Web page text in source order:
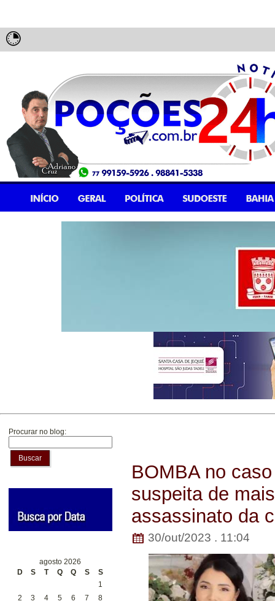
Procurar no blog:
Buscar
agosto 2026
D
S T Q Q S
S
1
2
3 4 5 6 7
8
BOMBA no
suspeita de
assassinato da
30/out/2023 . 11:04